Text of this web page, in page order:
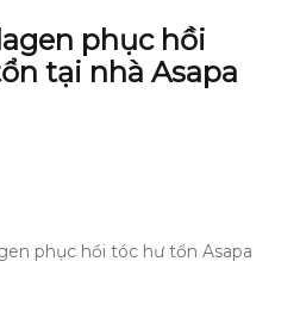
phục hồi
tại nhà Asapa
phục hồi tóc hư tổn Asapa